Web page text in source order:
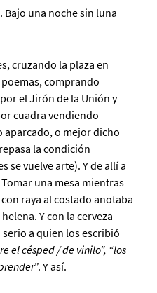
Bajo una noche sin luna
cruzando la plaza en
comprando
el Jirón de la Unión y
cuadra vendiendo
aparcado, o mejor dicho
la condición
se vuelve arte). Y de allí a
una mesa mientras
raya al costado anotaba
Y con la cerveza
a quien los escribió
el césped / de vinilo”, “los
”. Y así.